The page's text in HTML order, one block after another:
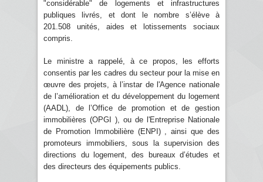
"considérable" de logements et infrastructures
publiques livrés, et dont le nombre s’élève à
201.508 unités, aides et lotissements sociaux
compris.
Le ministre a rappelé, à ce propos, les efforts
consentis par les cadres du secteur pour la mise en
œuvre des projets, à l’instar de l'Agence nationale
de l’amélioration et du développement du logement
(AADL), de l’Office de promotion et de gestion
immobilières (OPGI ), ou de l'Entreprise Nationale
de Promotion Immobilière (ENPI) , ainsi que des
promoteurs immobiliers, sous la supervision des
directions du logement, des bureaux d’études et
des directeurs des équipements publics.